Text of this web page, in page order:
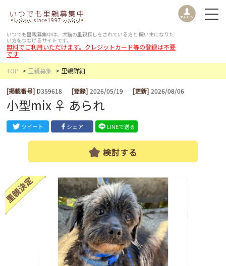
いつでも里親募集中は、犬猫の里親探しをされている方と 飼い主になりた
い方をつなげるサイトです。
無料でご利用いただけます。クレジットカード等の登録は不要
です
TOP
里親募集 里親詳細
[掲載番号] D359618 [登録] 2026/05/19 [更新] 2026/08/06
小型mix ♀ あられ
ツイート シェア LINEで送る
検討する